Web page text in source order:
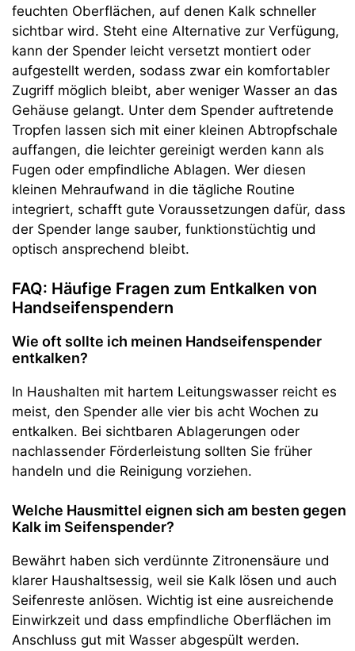
feuchten Oberflächen, auf denen Kalk schneller
sichtbar wird. Steht eine Alternative zur Verfügung,
kann der Spender leicht versetzt montiert oder
aufgestellt werden, sodass zwar ein komfortabler
Zugriff möglich bleibt, aber weniger Wasser an das
Gehäuse gelangt. Unter dem Spender auftretende
Tropfen lassen sich mit einer kleinen Abtropfschale
auffangen, die leichter gereinigt werden kann als
Fugen oder empfindliche Ablagen. Wer diesen
kleinen Mehraufwand in die tägliche Routine
integriert, schafft gute Voraussetzungen dafür, dass
der Spender lange sauber, funktionstüchtig und
optisch ansprechend bleibt.
FAQ: Häufige Fragen zum Entkalken von
Handseifenspendern
Wie oft sollte ich meinen Handseifenspender
entkalken?
In Haushalten mit hartem Leitungswasser reicht es
meist, den Spender alle vier bis acht Wochen zu
entkalken. Bei sichtbaren Ablagerungen oder
nachlassender Förderleistung sollten Sie früher
handeln und die Reinigung vorziehen.
Welche Hausmittel eignen sich am besten gegen
Kalk im Seifenspender?
Bewährt haben sich verdünnte Zitronensäure und
klarer Haushaltsessig, weil sie Kalk lösen und auch
Seifenreste anlösen. Wichtig ist eine ausreichende
Einwirkzeit und dass empfindliche Oberflächen im
Anschluss gut mit Wasser abgespült werden.